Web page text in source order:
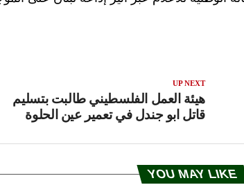
UP NEXT
هيئة العمل الفلسطيني طالبت بتسليم
قاتل ابو جندل في تعمير عين الحلوة
YOU MAY LIKE